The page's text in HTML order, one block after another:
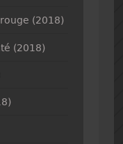
(2018)
(2018)